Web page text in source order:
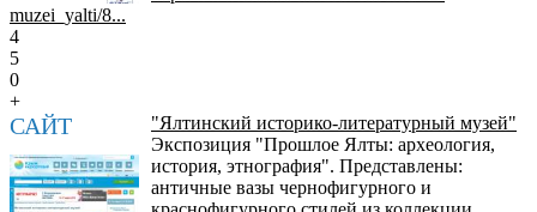
muzei_yalti/8...
4
5
0
+
САЙТ
"Ялтинский историко-литературный музей"
Экспозиция "Прошлое Ялты: археология,
история, этнография". Представлены:
античные вазы чернофигурного и